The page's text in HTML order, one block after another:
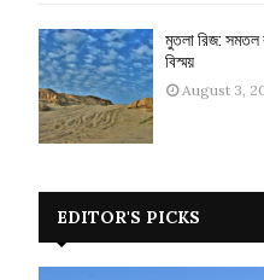
মুতলা রিজ: সমতল
বিস্ময়
August 3,
EDITOR'S PICKS